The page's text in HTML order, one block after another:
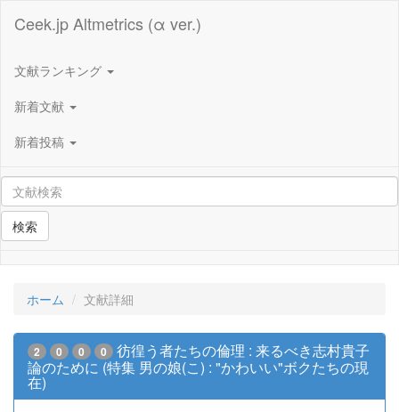
Ceek.jp Altmetrics (α ver.)
文献ランキング
新着文献
新着投稿
検索
ホーム 文献詳細
2 0 0 0
彷徨う者たちの倫理 : 来るべき志村貴子
論のために (特集 男の娘(こ) : "かわいい"ボクたちの現
在)